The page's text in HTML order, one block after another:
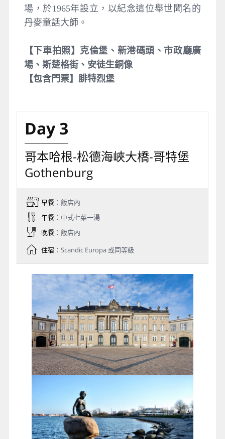
場，於1965年設立，以紀念這位舉世聞名的
丹麥童話大師。
【下車拍照】克倫堡、新港碼頭、市政廳廣
場、斯楚格街、安徒生銅像
【包含門票】 腓特烈堡
Day 3
哥本哈根-松德海峽大橋-哥特堡
Gothenburg
早餐：飯店內
午餐：中式七菜一湯
晚餐：飯店內
住宿：Scandic Europa 或同等級